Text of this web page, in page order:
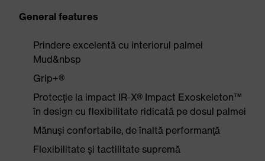
General features
Prindere excelentă cu interiorul palmei
Mud&nbsp
Grip+®
Protecţie la impact IR-X® Impact Exoskeleton™
în design cu flexibilitate ridicată pe dosul palmei
Mănuşi confortabile, de înaltă performanţă
Flexibilitate şi tactilitate supremă